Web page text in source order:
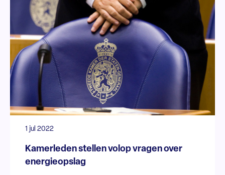
1 jul 2022
Kamerleden stellen volop vragen over
energieopslag